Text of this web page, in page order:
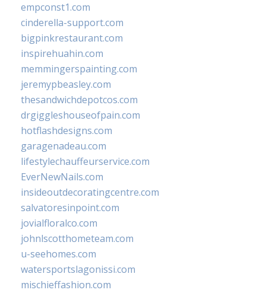
empconst1.com
cinderella-support.com
bigpinkrestaurant.com
inspirehuahin.com
memmingerspainting.com
jeremypbeasley.com
thesandwichdepotcos.com
drgiggleshouseofpain.com
hotflashdesigns.com
garagenadeau.com
lifestylechauffeurservice.com
EverNewNails.com
insideoutdecoratingcentre.com
salvatoresinpoint.com
jovialfloralco.com
johnlscotthometeam.com
u-seehomes.com
watersportslagonissi.com
mischieffashion.com